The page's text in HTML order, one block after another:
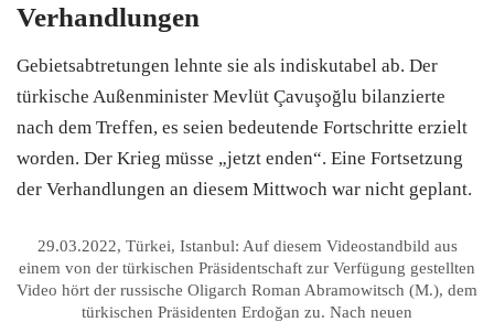
Verhandlungen
Gebietsabtretungen lehnte sie als indiskutabel ab. Der
türkische Außenminister Mevlüt Çavuşoğlu bilanzierte
nach dem Treffen, es seien bedeutende Fortschritte erzielt
worden. Der Krieg müsse „jetzt enden“. Eine Fortsetzung
der Verhandlungen an diesem Mittwoch war nicht geplant.
29.03.2022, Türkei, Istanbul: Auf diesem Videostandbild aus
einem von der türkischen Präsidentschaft zur Verfügung gestellten
Video hört der russische Oligarch Roman Abramowitsch (M.), dem
türkischen Präsidenten Erdoğan zu. Nach neuen